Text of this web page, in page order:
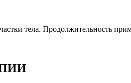
тела. Продолжительность